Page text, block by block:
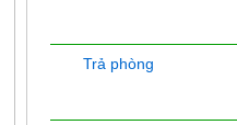
Trả phòng